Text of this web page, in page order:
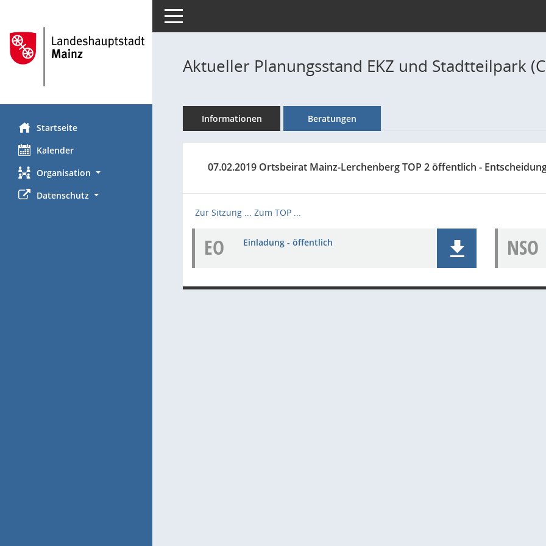
Startseite
Kalender
Organisation
Datenschutz
Toggle navigation
Aktueller Planungsstand EKZ und Stadtteilpark
Informationen Beratungen
07.02.2019 Ortsbeirat Mainz-Lerchenberg TOP 2 öffentlich -
Zur Sitzung ... Zum TOP ...
EO Einladung - öffentlich NSO